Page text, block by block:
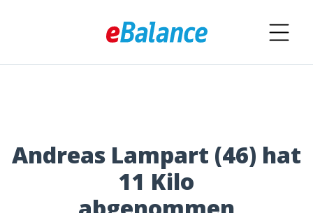
Andreas Lampart (46) hat
11 Kilo